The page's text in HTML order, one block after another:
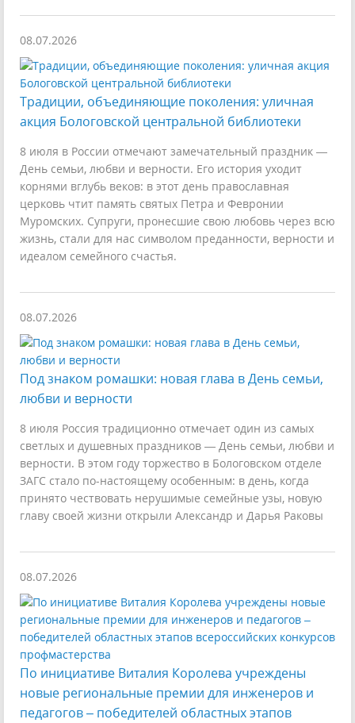
08.07.2026
Традиции, объединяющие поколения: уличная
акция Бологовской центральной библиотеки
8 июля в России отмечают замечательный праздник —
День семьи, любви и верности. Его история уходит
корнями вглубь веков: в этот день православная
церковь чтит память святых Петра и Февронии
Муромских. Супруги, пронесшие свою любовь через всю
жизнь, стали для нас символом преданности, верности и
идеалом семейного счастья.
08.07.2026
Под знаком ромашки: новая глава в День семьи,
любви и верности
8 июля Россия традиционно отмечает один из самых
светлых и душевных праздников — День семьи, любви и
верности. В этом году торжество в Бологовском отделе
ЗАГС стало по-настоящему особенным: в день, когда
принято чествовать нерушимые семейные узы, новую
главу своей жизни открыли Александр и Дарья Раковы
08.07.2026
По инициативе Виталия Королева учреждены
новые региональные премии для инженеров и
педагогов – победителей областных этапов